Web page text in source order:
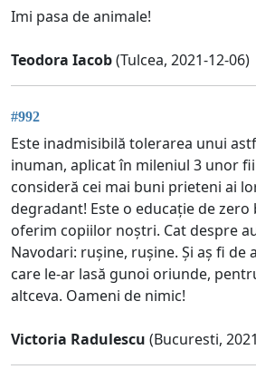
Imi pasa de animale!
Teodora Iacob(Tulcea, 2021-12-06)
#992
Este inadmisibilă tolerarea unui
inuman, aplicat în mileniul 3 unor
consideră cei mai buni prieteni ai
degradant! Este o educație de zero
oferim copiilor noștri. Cat despre
Navodari: rușine, rușine. Și aș fi
care le-ar lasă gunoi oriunde,
altceva. Oameni de nimic!
Victoria Radulescu (Bucuresti,